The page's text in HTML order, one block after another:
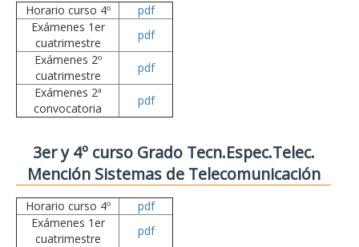
Horario curso 4º
pdf
Exámenes 1er
cuatrimestre
pdf
Exámenes 2º
cuatrimestre
pdf
Exámenes 2ª
convocatoria
pdf
3er y 4º curso Grado Tecn.Espec.Telec.
Mención Sistemas de Telecomunicación
Horario curso 4º
pdf
Exámenes 1er
cuatrimestre
pdf